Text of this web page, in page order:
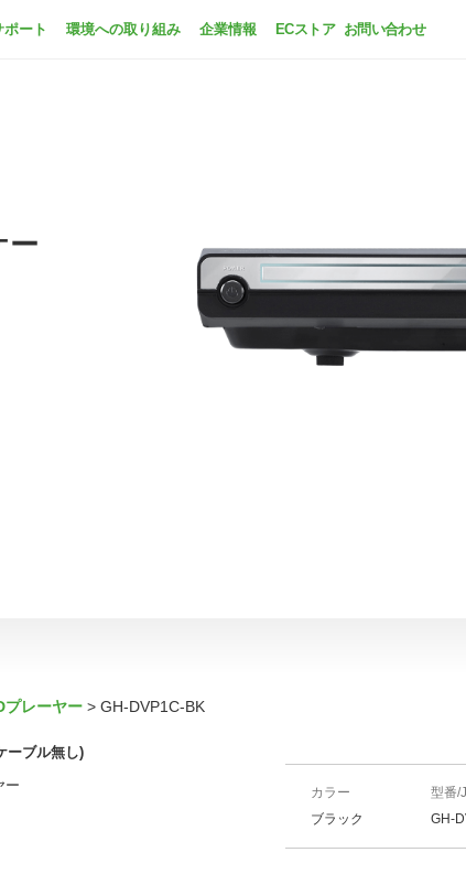
ポート 環境への取り組み 企業情報 ECストア お問い合わせ
ー
プレーヤー GH-DVP1C-BK
ーブル無し)
ー
カラー
型番/
ブラック
GH-